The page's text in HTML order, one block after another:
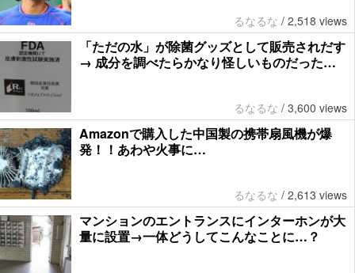
るなるな / 2,518 views
「ただの水」が除菌グッズとして販売されだす
→ 成分を調べたらかなり怪しいものだった…
るなるな / 3,600 views
Amazonで購入した中国製の携帯扇風機が爆
発！！あわや火事に…
るなるな / 2,613 views
マンションのエントランスにインターホンが大
量に設置→一体どうしてこんなことに…？